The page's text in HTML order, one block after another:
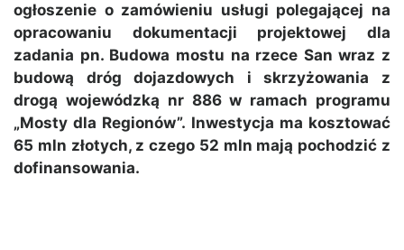
ogłoszenie o zamówieniu usługi polegającej na
opracowaniu dokumentacji projektowej dla
zadania pn. Budowa mostu na rzece San wraz z
budową dróg dojazdowych i skrzyżowania z
drogą wojewódzką nr 886 w ramach programu
„Mosty dla Regionów”. Inwestycja ma kosztować
65 mln złotych, z czego 52 mln mają pochodzić z
dofinansowania.